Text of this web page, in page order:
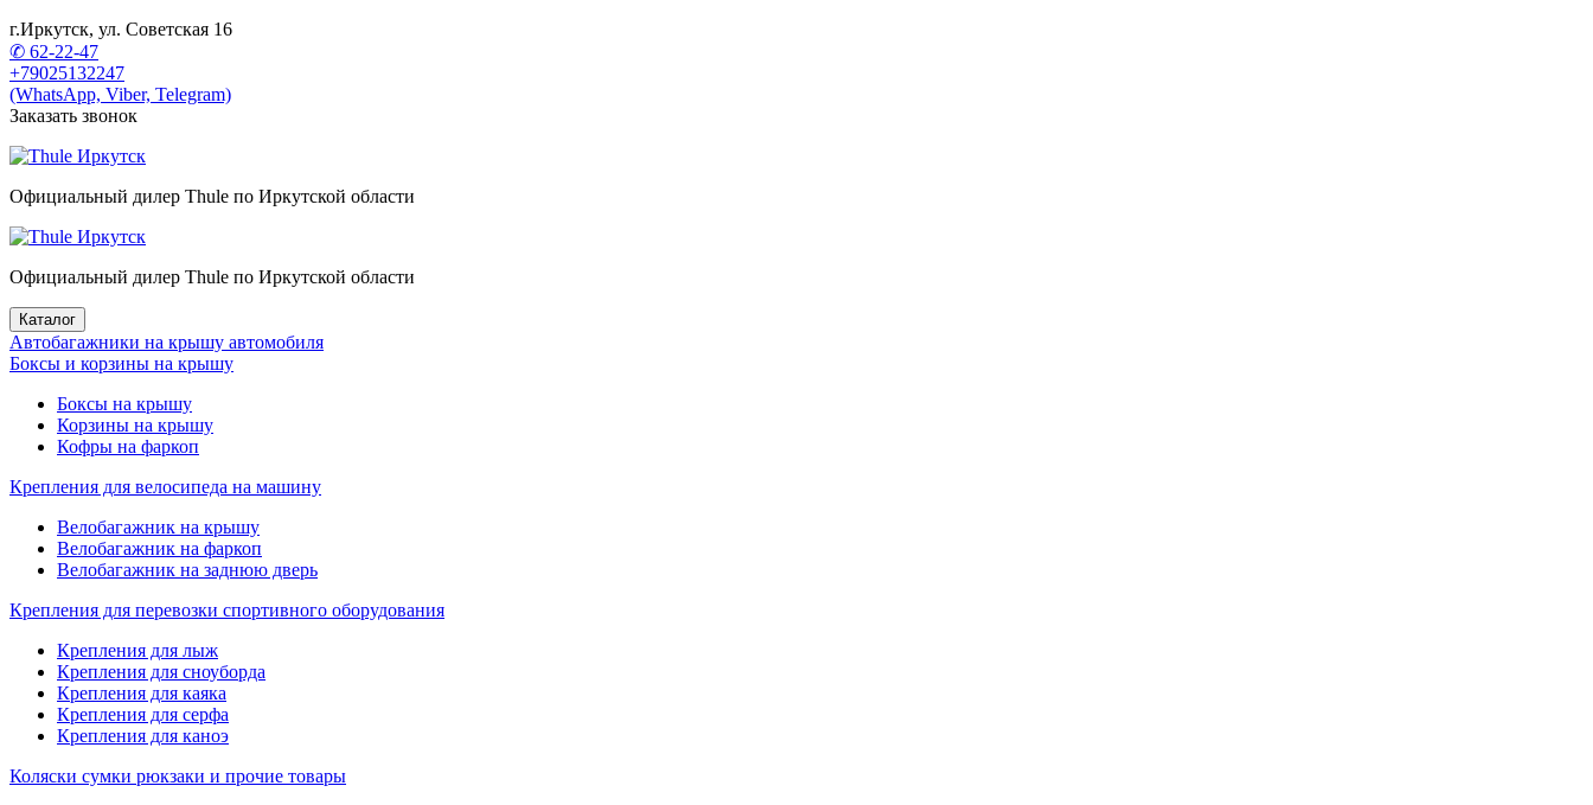
г.Иркутск, ул. Советская 16
✆ 62-22-47
+79025132247
(WhatsApp, Viber, Telegram)
Заказать звонок
Официальный дилер Thule по Иркутской области
Официальный дилер Thule по Иркутской области
Каталог
Автобагажники на крышу автомобиля
Боксы и корзины на крышу
Боксы на крышу
Корзины на крышу
Кофры на фаркоп
Крепления для велосипеда на машину
Велобагажник на крышу
Велобагажник на фаркоп
Велобагажник на заднюю дверь
Крепления для перевозки спортивного оборудования
Крепления для лыж
Крепления для сноуборда
Крепления для каяка
Крепления для серфа
Крепления для каноэ
Коляски сумки рюкзаки и прочие товары